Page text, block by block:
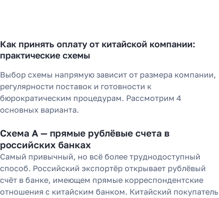
Как принять оплату от китайской компании:
практические схемы
Выбор схемы напрямую зависит от размера компании,
регулярности поставок и готовности к
бюрократическим процедурам. Рассмотрим 4
основных варианта.
Схема А — прямые рублёвые счета в
российских банках
Самый привычный, но всё более труднодоступный
способ. Российский экспортёр открывает рублёвый
счёт в банке, имеющем прямые корреспондентские
отношения с китайским банком. Китайский покупатель